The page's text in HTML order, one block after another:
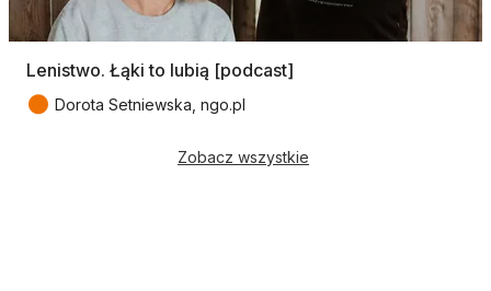
Lenistwo. Łąki to lubią [podcast]
● Dorota Setniewska, ngo.pl
Zobacz wszystkie